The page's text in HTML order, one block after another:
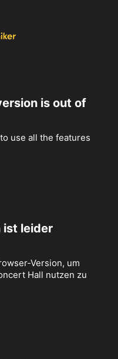
is out of
use all the features
ist leider
Version, um
Hall nutzen zu